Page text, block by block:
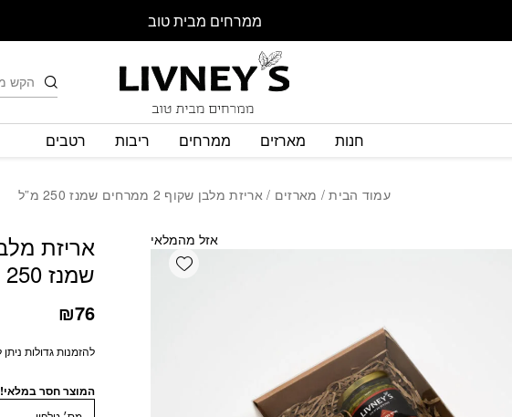
ממרחים מבית טוב
חיפוש
חנות מארזים ממרחים ריבות רטבים
עמוד הבית/ מארזים / אריזת מלבן שקוף 2 ממרחים שמנז 250 מ”ל
שמנז 250 מ”ל
₪76
להזמנות גדולות
המוצר חסר במלאי!
אזל מהמלאי
Add wishlist